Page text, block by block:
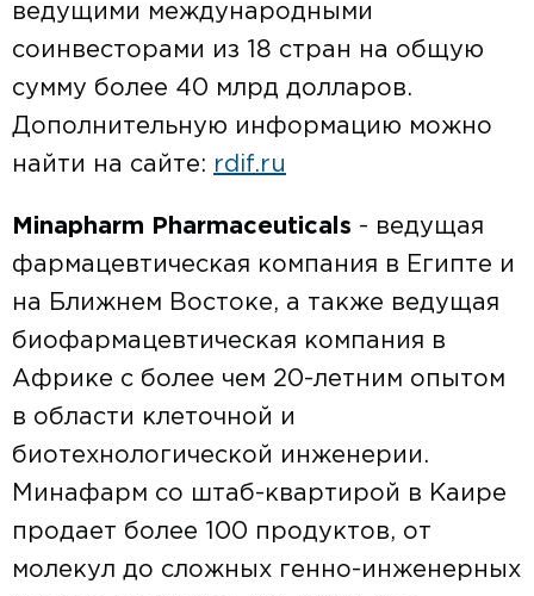
ведущими международными
соинвесторами из 18 стран на общую
сумму более 40 млрд долларов.
Дополнительную информацию можно
найти на сайте: rdif.ru
Minapharm Pharmaceuticals - ведущая
фармацевтическая компания в Египте и
на Ближнем Востоке, а также ведущая
биофармацевтическая компания в
Африке с более чем 20-летним опытом
в области клеточной и
биотехнологической инженерии.
Минафарм со штаб-квартирой в Каире
продает более 100 продуктов, от
молекул до сложных генно-инженерных